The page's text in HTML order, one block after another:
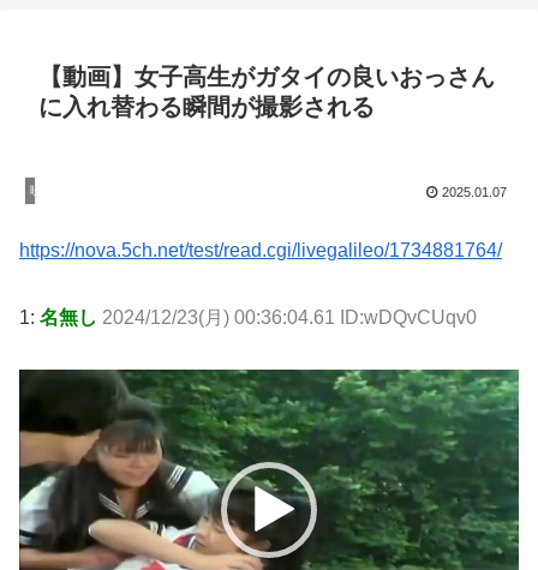
【動画】女子高生がガタイの良いおっさん
に入れ替わる瞬間が撮影される
映画、ドラマ 2025.01.07
https://nova.5ch.net/test/read.cgi/livegalileo/1734881764/
1: 名無し 2024/12/23(月) 00:36:04.61 ID:wDQvCUqv0
レ
ー
ヤ